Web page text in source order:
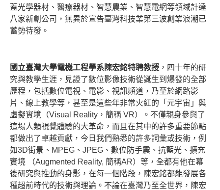
蓋光學器材 、 醫療器材 、 智慧農業、智慧電網等領域計達
八家新創公司，無異於宣告臺灣科技業第三波創業浪潮已
蓄勢待發。
國立臺灣大學電機工程學系陳宏銘特聘教授 ，四十年的研
究與教學生涯，見證了數位影像技術從誕生到爆發的全部
歷程，包括數位電視、電影、視訊頻道，乃至於網路影
片、線上教學等，甚至是這些年非常火紅的「元宇宙」與
虛擬實境（Visual Reality，簡稱 VR）。不僅親身參與了
這場人類視覺體驗的大革命，而且在其中的許多重要節點
都做出了卓越貢獻，今日我們熟悉的許多詞彙或技術，例
如3D街景、MPEG、JPEG、數位防手震、抗藍光、擴充
實境 （Augmented Reality, 簡稱AR）等，全都有他在幕
後研究與推動的身影，在每一個階段，陳宏銘都能發展各
種超前時代的技術與理論。不論在臺灣乃至全世界，陳宏